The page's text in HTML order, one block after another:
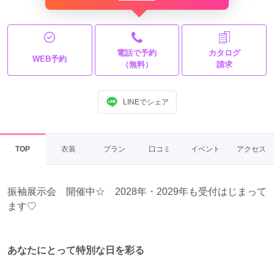
WEB予約
電話で予約
（無料）
カタログ
請求
LINEでシェア
TOP 衣装 プラン 口コミ イベント アクセス
振袖展示会 開催中☆ 2028年・2029年も受付はじまって
ます♡
あなたにとって特別な日を彩る